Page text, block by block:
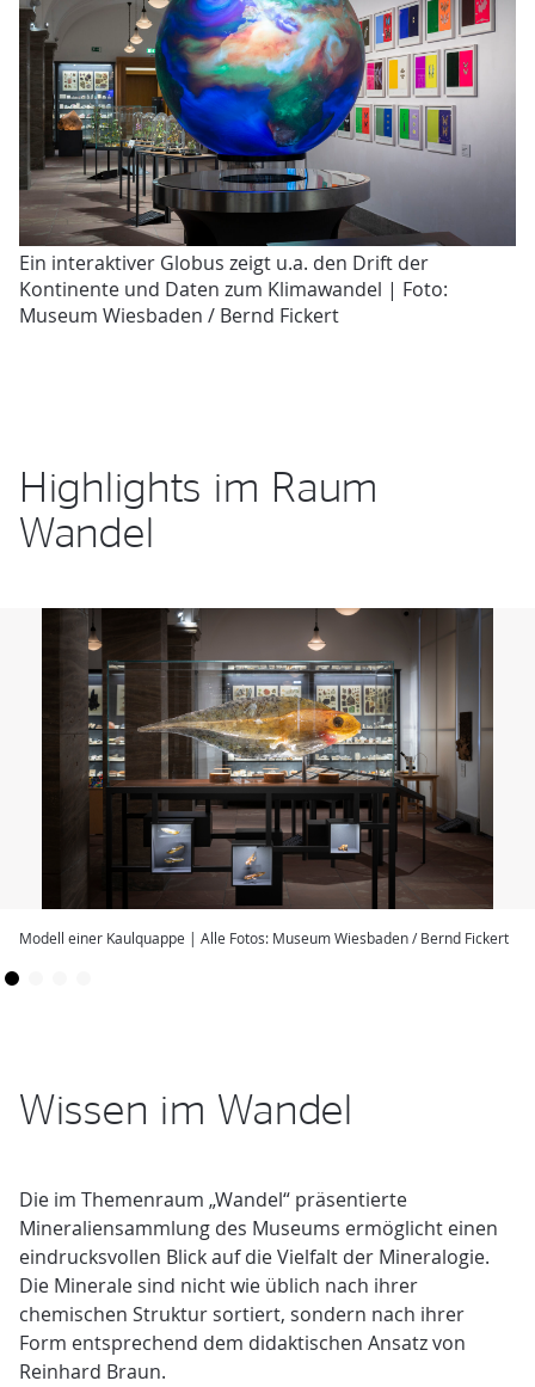
Ein interaktiver Globus zeigt u.a. den Drift der
Kontinente und Daten zum Klimawandel | Foto:
Museum Wiesbaden / Bernd Fickert
Highlights im Raum
Wandel
Modell einer Kaulquappe | Alle Fotos: Museum Wiesbaden / Bernd Fickert
Wissen im Wandel
Die im Themenraum „Wandel“ präsentierte
Mineraliensammlung des Museums ermöglicht einen
eindrucksvollen Blick auf die Vielfalt der Mineralogie.
Die Minerale sind nicht wie üblich nach ihrer
chemischen Struktur sortiert, sondern nach ihrer
Form entsprechend dem didaktischen Ansatz von
Reinhard Braun.